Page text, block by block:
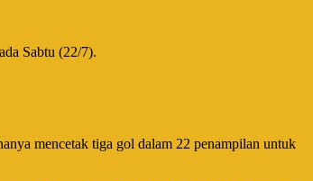
Sabtu (22/7).
mencetak tiga gol dalam 22 penampilan untuk